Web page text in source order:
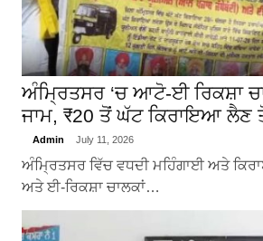
ਅੰਮ੍ਰਿਤਸਰ ‘ਚ ਆਟੋ-ਈ ਰਿਕਸ਼ਾ
ਜਾਮ, ₹20 ਤੋਂ ਘੱਟ ਕਿਰਾਇਆ ਲੈਣ
Admin July 11, 2026
ਅੰਮ੍ਰਿਤਸਰ ਵਿੱਚ ਵਧਦੀ ਮਹਿੰਗਾਈ ਅਤੇ
ਅਤੇ ਈ-ਰਿਕਸ਼ਾ ਚਾਲਕਾਂ…